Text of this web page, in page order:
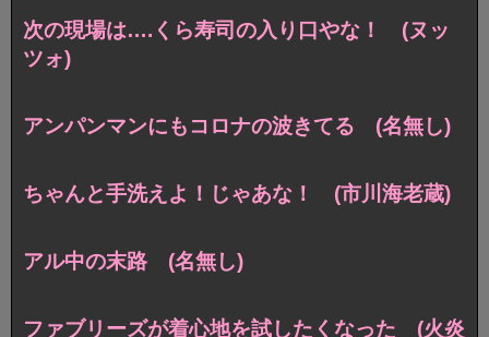
次の現場は….くら寿司の入り口やな！ (ヌッ
ツォ)
アンパンマンにもコロナの波きてる (名無し)
ちゃんと手洗えよ！じゃあな！ (市川海老蔵)
アル中の末路 (名無し)
ファブリーズが着心地を試したくなった (火炎